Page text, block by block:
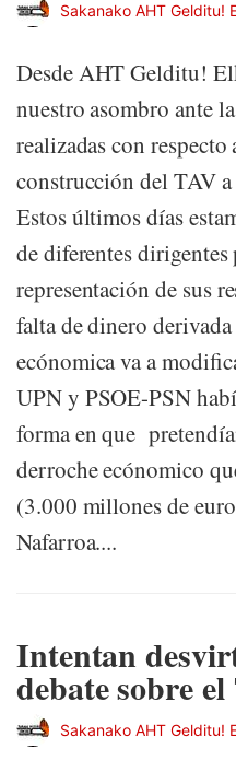
Sakanako AHT Gelditu!
Desde AHT Gelditu!
nuestro asombro ante
realizadas con
construcción del TAV
Estos últimos días
de diferentes
representación de sus
falta de dinero
ecónomica va a
UPN y PSOE-PSN
forma en que
derroche ecónomico
(3.000 millones de
Nafarroa....
Intentan
debate sobre
Sakanako AHT Gelditu!